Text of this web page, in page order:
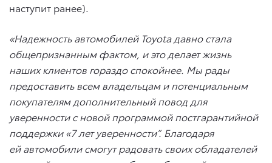
наступит ранее).
«Надежность автомобилей Toyota давно стала
общепризнанным фактом, и это делает жизнь
наших клиентов гораздо спокойнее. Мы рады
предоставить всем владельцам и потенциальным
покупателям дополнительный повод для
уверенности с новой программой постгарантийной
поддержки «7 лет уверенности”. Благодаря
ей автомобили смогут радовать своих обладателей